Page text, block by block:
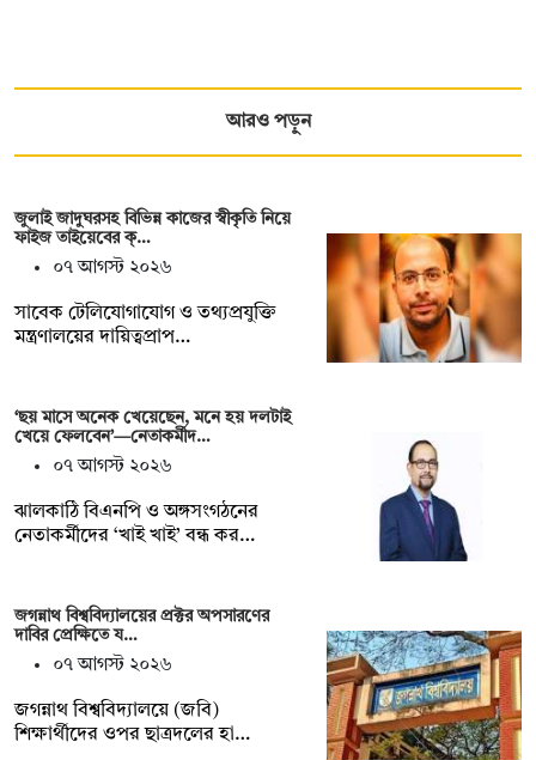
আরও পড়ুন
জুলাই জাদুঘরসহ বিভিন্ন কাজের স্বীকৃতি নিয়ে
ফাইজ তাইয়েবের ক্…
০৭ আগস্ট ২০২৬
সাবেক টেলিযোগাযোগ ও তথ্যপ্রযুক্তি
মন্ত্রণালয়ের দায়িত্বপ্রাপ…
‘ছয় মাসে অনেক খেয়েছেন, মনে হয় দলটাই
খেয়ে ফেলবেন’—নেতাকর্মীদ…
০৭ আগস্ট ২০২৬
ঝালকাঠি বিএনপি ও অঙ্গসংগঠনের
নেতাকর্মীদের ‘খাই খাই’ বন্ধ কর…
জগন্নাথ বিশ্ববিদ্যালয়ের প্রক্টর অপসারণের
দাবির প্রেক্ষিতে য…
০৭ আগস্ট ২০২৬
জগন্নাথ বিশ্ববিদ্যালয়ে (জবি)
শিক্ষার্থীদের ওপর ছাত্রদলের হা…